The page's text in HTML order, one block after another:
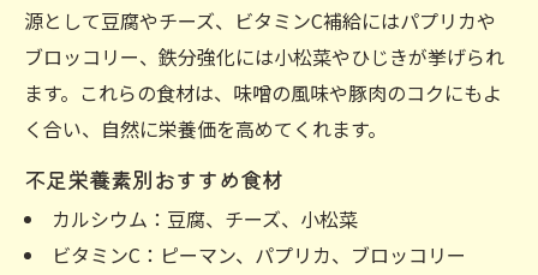
源として豆腐やチーズ、ビタミンC補給にはパプリカや
ブロッコリー、鉄分強化には小松菜やひじきが挙げられ
ます。これらの食材は、味噌の風味や豚肉のコクにもよ
く合い、自然に栄養価を高めてくれます。
不足栄養素別おすすめ食材
カルシウム：豆腐、チーズ、小松菜
ビタミンC：ピーマン、パプリカ、ブロッコリー